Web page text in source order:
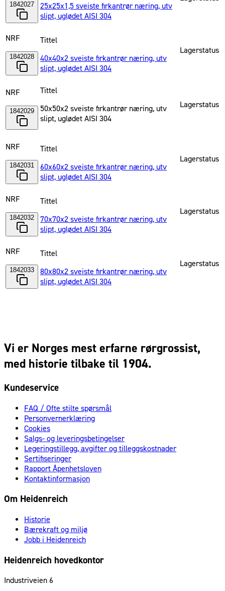
1842027
25x25x1,5 sveiste firkantrør næring, utv
slipt, uglødet AISI 304
NRF
1842028
Tittel
40x40x2 sveiste firkantrør næring, utv
slipt, uglødet AISI 304
Lagerstatus
NRF
1842029
Tittel
50x50x2 sveiste firkantrør næring, utv
slipt, uglødet AISI 304
Lagerstatus
NRF
1842031
Tittel
60x60x2 sveiste firkantrør næring, utv
slipt, uglødet AISI 304
Lagerstatus
NRF
1842032
Tittel
70x70x2 sveiste firkantrør næring, utv
slipt, uglødet AISI 304
Lagerstatus
NRF
1842033
Tittel
80x80x2 sveiste firkantrør næring, utv
slipt, uglødet AISI 304
Lagerstatus
Vi er Norges mest erfarne rørgrossist,
med historie tilbake til 1904.
Kundeservice
FAQ / Ofte stilte spørsmål
Personvernerklæring
Cookies
Salgs- og leveringsbetingelser
Legeringstillegg, avgifter og tilleggskostnader
Sertifiseringer
Rapport Åpenhetsloven
Kontaktinformasjon
Om Heidenreich
Historie
Bærekraft og miljø
Jobb i Heidenreich
Heidenreich hovedkontor
Industriveien 6